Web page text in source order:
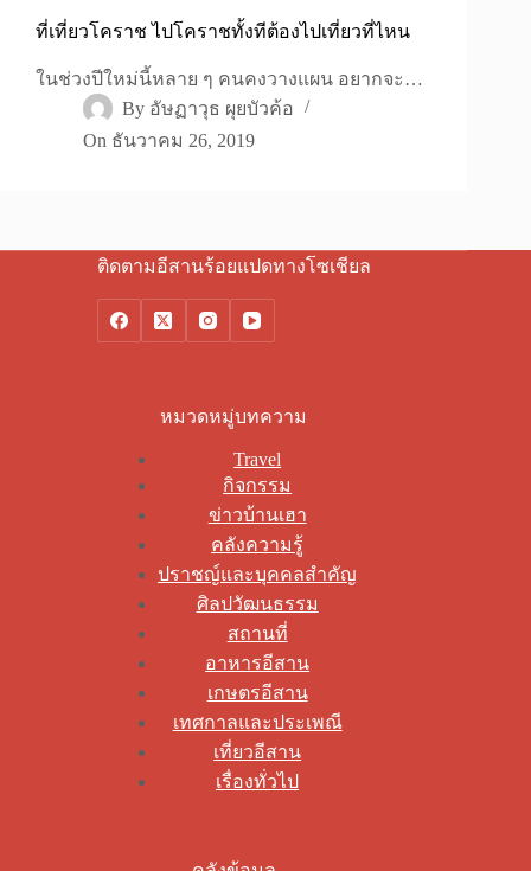
ที่เที่ยวโคราช ไปโคราชทั้งทีต้องไปเที่ยวที่ไหน
ในช่วงปีใหม่นี้หลาย ๆ คนคงวางแผน อยากจะ…
By อัษฏาวุธ ผุยบัวค้อ
On ธันวาคม 26, 2019
ติดตามอีสานร้อยแปดทางโซเชียล
หมวดหมู่บทความ
Travel
กิจกรรม
ข่าวบ้านเฮา
คลังความรู้
ปราชญ์และบุคคลสำคัญ
ศิลปวัฒนธรรม
สถานที่
อาหารอีสาน
เกษตรอีสาน
เทศกาลและประเพณี
เที่ยวอีสาน
เรื่องทั่วไป